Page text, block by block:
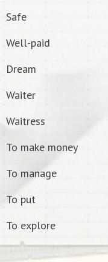
Safe
Well-paid
Dream
Waiter
Waitress
To make money
To manage
To put
To explore